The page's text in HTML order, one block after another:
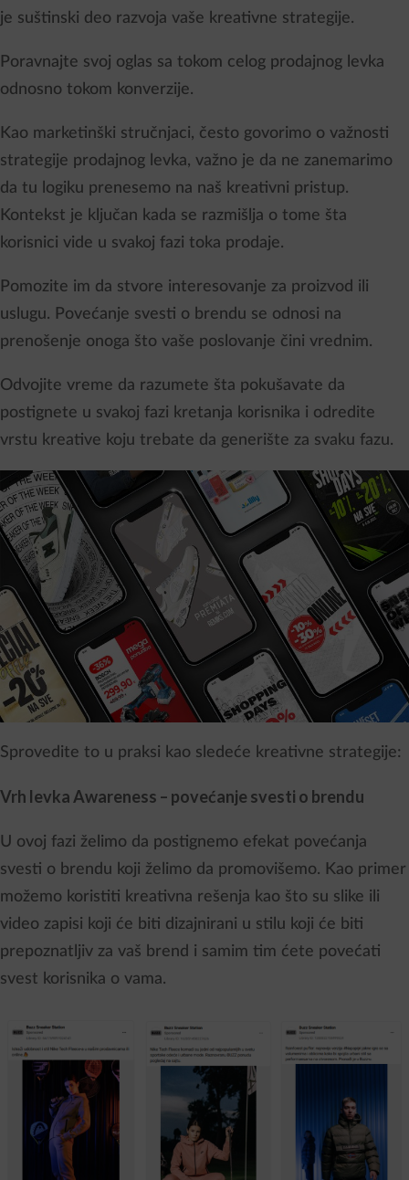
je suštinski deo razvoja vaše kreativne strategije.
Poravnajte svoj oglas sa tokom celog prodajnog levka
odnosno tokom konverzije.
Kao marketinški stručnjaci, često govorimo o važnosti
strategije prodajnog levka, važno je da ne zanemarimo
da tu logiku prenesemo na naš kreativni pristup.
Kontekst je ključan kada se razmišlja o tome šta
korisnici vide u svakoj fazi toka prodaje.
Pomozite im da stvore interesovanje za proizvod ili
uslugu. Povećanje svesti o brendu se odnosi na
prenošenje onoga što vaše poslovanje čini vrednim.
Odvojite vreme da razumete šta pokušavate da
postignete u svakoj fazi kretanja korisnika i odredite
vrstu kreative koju trebate da generište za svaku fazu.
Sprovedite to u praksi kao sledeće kreativne strategije:
Vrh levka Awareness – povećanje svesti o brendu
U ovoj fazi želimo da postignemo efekat povećanja
svesti o brendu koji želimo da promovišemo. Kao primer
možemo koristiti kreativna rešenja kao što su slike ili
video zapisi koji će biti dizajnirani u stilu koji će biti
prepoznatljiv za vaš brend i samim tim ćete povećati
svest korisnika o vama.